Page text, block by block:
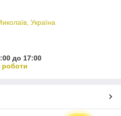
Україна
до 17:00
роботи